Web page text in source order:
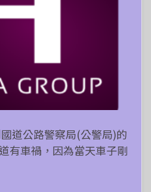
道公路警察局(公警局)的
有車禍，因為當天車子剛